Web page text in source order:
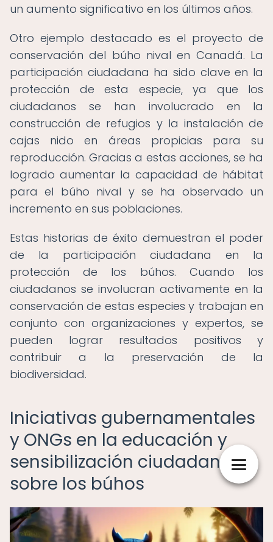
un aumento significativo en los últimos años.
Otro ejemplo destacado es el proyecto de
conservación del búho nival en Canadá. La
participación ciudadana ha sido clave en la
protección de esta especie, ya que los
ciudadanos se han involucrado en la
construcción de refugios y la instalación de
cajas nido en áreas propicias para su
reproducción. Gracias a estas acciones, se ha
logrado aumentar la capacidad de hábitat
para el búho nival y se ha observado un
incremento en sus poblaciones.
Estas historias de éxito demuestran el poder
de la participación ciudadana en la
protección de los búhos. Cuando los
ciudadanos se involucran activamente en la
conservación de estas especies y trabajan en
conjunto con organizaciones y expertos, se
pueden lograr resultados positivos y
contribuir a la preservación de la
biodiversidad.
Iniciativas gubernamentales
y ONGs en la educación y
sensibilización ciudadana
sobre los búhos